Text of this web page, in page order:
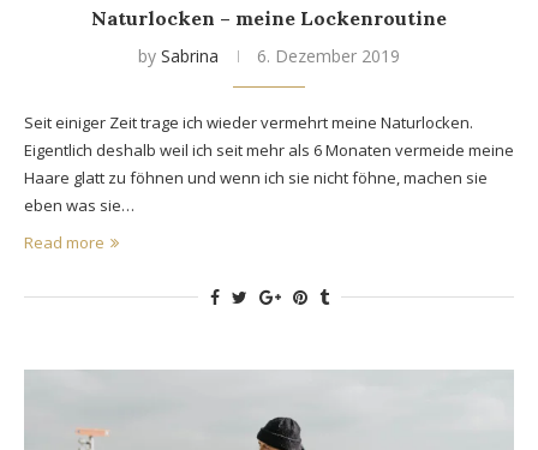
Naturlocken – meine Lockenroutine
by Sabrina 6. Dezember 2019
Seit einiger Zeit trage ich wieder vermehrt meine Naturlocken.
Eigentlich deshalb weil ich seit mehr als 6 Monaten vermeide meine
Haare glatt zu föhnen und wenn ich sie nicht föhne, machen sie
eben was sie…
Read more